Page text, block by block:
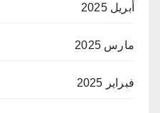
أبريل 2025
مارس 2025
فبراير 2025